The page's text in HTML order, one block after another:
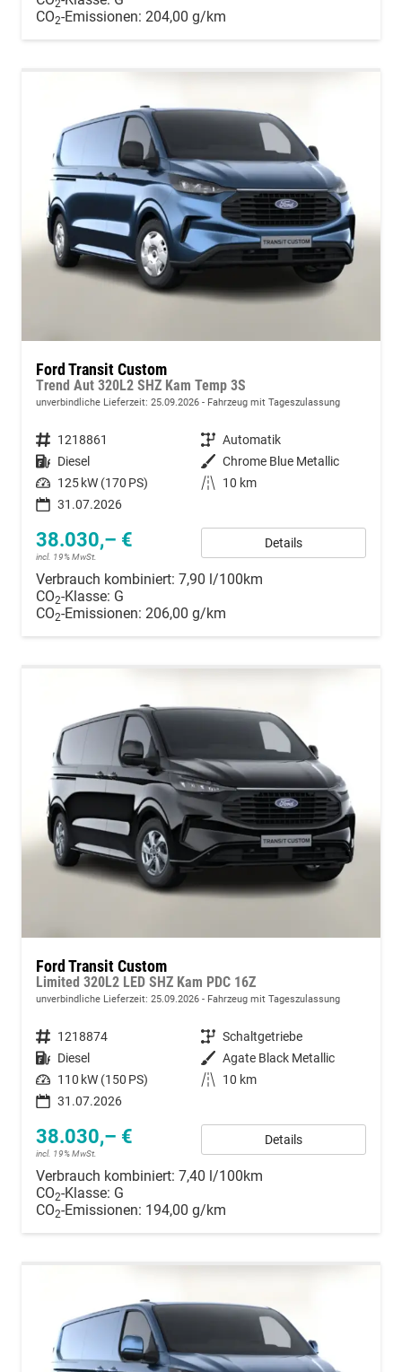
2
CO2-Emissionen: 204,00 g/km
Ford Transit Custom
Trend Aut 320L2 SHZ Kam Temp 3S
unverbindliche Lieferzeit: 25.09.2026 Fahrzeug mit Tageszulassung
Fahrzeugnummer 1218861 Getriebe Automatik
Kraftstoff Diesel Außenfarbe Chrome Blue Metallic
Leistung 125 kW (170 PS) Kilometerstand
10 km
31.07.2026
38.030,– €
incl. 19% MwSt.
Details
Verbrauch kombiniert: 7,90 l/100km
CO2-Klasse: G
CO2-Emissionen: 206,00 g/km
Ford Transit Custom
Limited 320L2 LED SHZ Kam PDC 16Z
unverbindliche Lieferzeit: 25.09.2026 Fahrzeug mit Tageszulassung
Fahrzeugnummer 1218874 Getriebe Schaltgetriebe
Kraftstoff Diesel Außenfarbe Agate Black Metallic
Leistung 110 kW (150 PS) Kilometerstand
10 km
31.07.2026
38.030,– €
incl. 19% MwSt.
Details
Verbrauch kombiniert: 7,40 l/100km
CO2-Klasse: G
CO2-Emissionen: 194,00 g/km